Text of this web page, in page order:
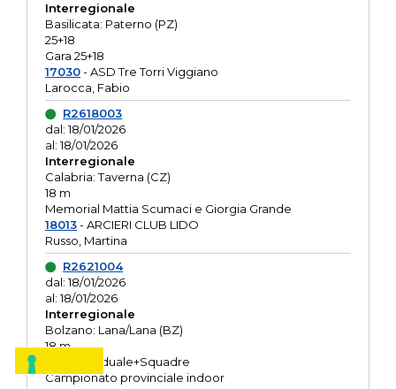
Interregionale
Basilicata: Paterno (PZ)
25+18
Gara 25+18
17030- ASD Tre Torri Viggiano
Larocca, Fabio
R2618003
dal: 18/01/2026
al: 18/01/2026
Interregionale
Calabria: Taverna (CZ)
18 m
Memorial Mattia Scumaci e Giorgia Grande
18013- ARCIERI CLUB LIDO
Russo, Martina
R2621004
dal: 18/01/2026
al: 18/01/2026
Interregionale
Bolzano: Lana/Lana (BZ)
18 m
O.R. Individuale+Squadre
Campionato provinciale indoor